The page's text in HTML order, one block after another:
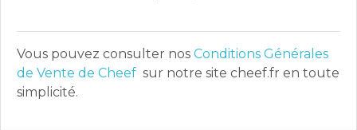
Vous pouvez consulter nos Conditions Générales
de Vente de Cheef sur notre site cheef.fr en toute
simplicité.